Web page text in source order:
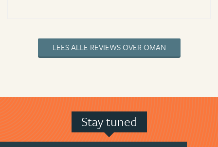
LEES ALLE REVIEWS OVER OMAN
Stay tuned